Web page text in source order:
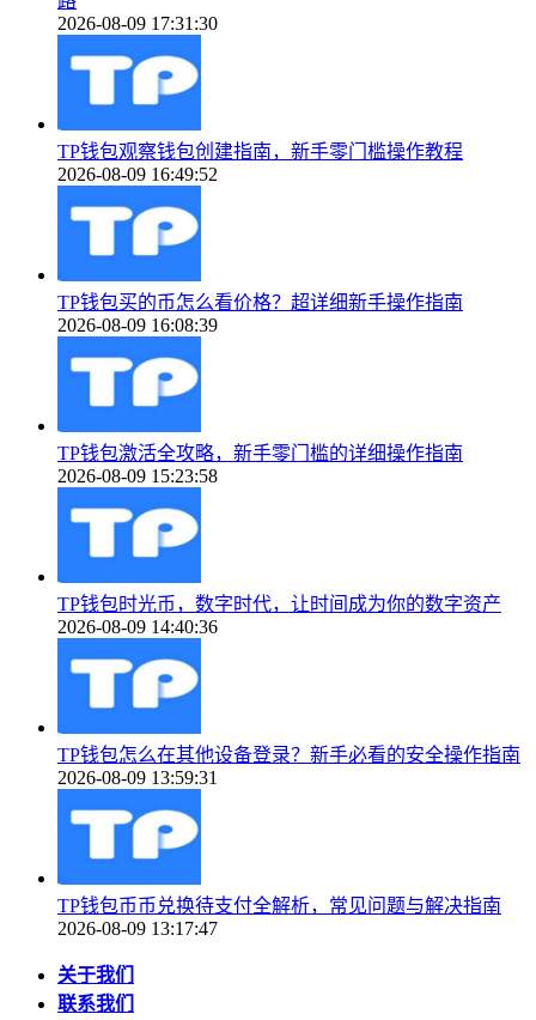
2026-08-09 17:31:30
TP钱包观察钱包创建指南，新手零门槛操作教程
2026-08-09 16:49:52
TP钱包买的币怎么看价格？超详细新手操作指南
2026-08-09 16:08:39
TP钱包激活全攻略，新手零门槛的详细操作指南
2026-08-09 15:23:58
TP钱包时光币，数字时代，让时间成为你的数字资产
2026-08-09 14:40:36
TP钱包怎么在其他设备登录？新手必看的安全操作指南
2026-08-09 13:59:31
TP钱包币币兑换待支付全解析，常见问题与解决指南
2026-08-09 13:17:47
关于我们
联系我们